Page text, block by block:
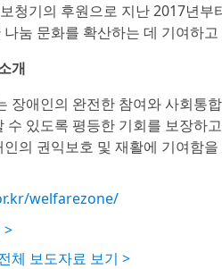
보청기의 후원으로 지난 2017년
눔 문화를 확산하는 데 기여하고
개
장애인의 완전한 참여와 사회통
수 있도록 평등한 기회를 보장하
의 권익보호 및 재활에 기여함
welfarezone/
>
체 보도자료 보기 >